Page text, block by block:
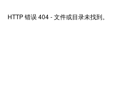
HTTP 错误 404 - 文件或目录未找到。